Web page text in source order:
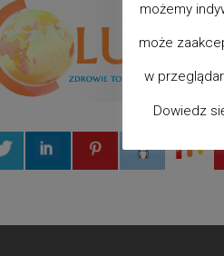
możemy
może
w
Dowiedz